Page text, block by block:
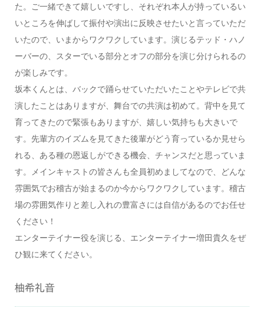
た。ご一緒できて嬉しいですし、それぞれ本人が持っているい
いところを伸ばして振付や演出に反映させたいと言っていただ
いたので、いまからワクワクしています。演じるテッド・ハノ
ーバーの、スターでいる部分とオフの部分を演じ分けられるの
が楽しみです。
坂本くんとは、バックで踊らせていただいたことやテレビで共
演したことはありますが、舞台での共演は初めて。背中を見て
育ってきたので緊張もありますが、嬉しい気持ちも大きいで
す。先輩方のイズムを見てきた後輩がどう育っているか見せら
れる、ある種の恩返しができる機会、チャンスだと思っていま
す。メインキャストの皆さんも全員初めましてなので、どんな
雰囲気でお稽古が始まるのか今からワクワクしています。稽古
場の雰囲気作りと差し入れの豊富さには自信があるのでお任せ
ください！
エンターテイナー役を演じる、エンターテイナー増田貴久をぜ
ひ観に来てください。
柚希礼音